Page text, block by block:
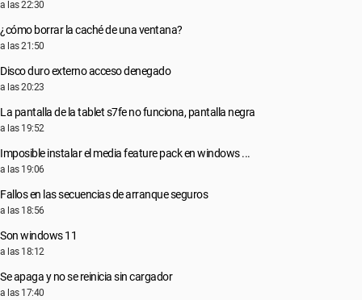
a las 22:30
¿cómo borrar la caché de una ventana?
a las 21:50
Disco duro externo acceso denegado
a las 20:23
La pantalla de la tablet s7fe no funciona, pantalla negra
a las 19:52
Imposible instalar el media feature pack en windows ...
a las 19:06
Fallos en las secuencias de arranque seguros
a las 18:56
Son windows 11
a las 18:12
Se apaga y no se reinicia sin cargador
a las 17:40